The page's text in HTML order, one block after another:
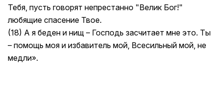
Тебя, пусть говорят непрестанно "Велик Бог!"
любящие спасение Твое.
(18) А я беден и нищ – Господь засчитает мне это. Ты
– помощь моя и избавитель мой, Всесильный мой, не
медли».